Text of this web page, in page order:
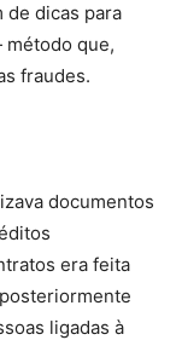
dicas para
que,
fraudes.
documentos
era feita
ligadas à